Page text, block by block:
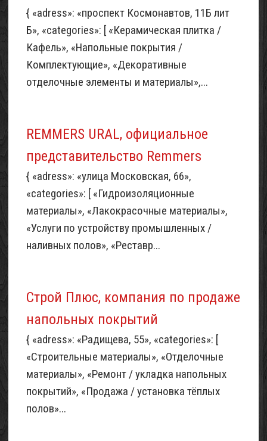
{ «adress»: «проспект Космонавтов, 11Б лит
Б», «categories»: [ «Керамическая плитка /
Кафель», «Напольные покрытия /
Комплектующие», «Декоративные
отделочные элементы и материалы»,...
REMMERS URAL, официальное
представительство Remmers
{ «adress»: «улица Московская, 66»,
«categories»: [ «Гидроизоляционные
материалы», «Лакокрасочные материалы»,
«Услуги по устройству промышленных /
наливных полов», «Реставр...
Строй Плюс, компания по продаже
напольных покрытий
{ «adress»: «Радищева, 55», «categories»: [
«Строительные материалы», «Отделочные
материалы», «Ремонт / укладка напольных
покрытий», «Продажа / установка тёплых
полов»...